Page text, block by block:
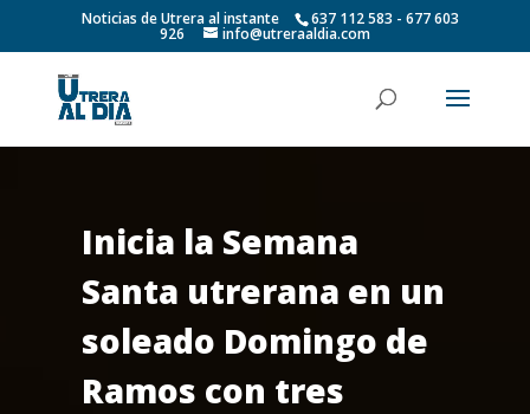
Noticias de Utrera al instante 637 112 583 - 677 603
926 info@utreraaldia.com
Inicia la Semana
Santa utrerana en un
soleado Domingo de
Ramos con tres